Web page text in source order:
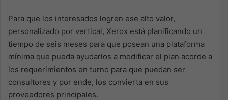
Para que los interesados logren ese alto valor,
personalizado por vertical, Xerox está planificando un
tiempo de seis meses para que posean una plataforma
mínima que pueda ayudarlos a modificar el plan acorde a
los requerimientos en turno para que puedan ser
consultores y por ende, los convierta en sus
proveedores principales.